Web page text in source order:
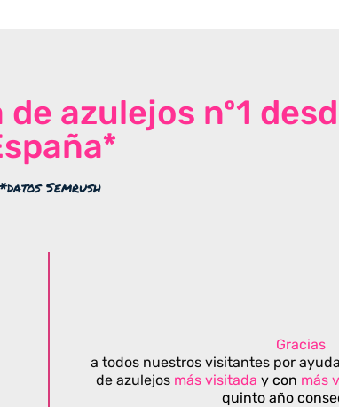
azulejos nº1
*datos Semrush
Gracias
a todos nuestros visitantes por
de azulejos más visitada y con más
quinto año